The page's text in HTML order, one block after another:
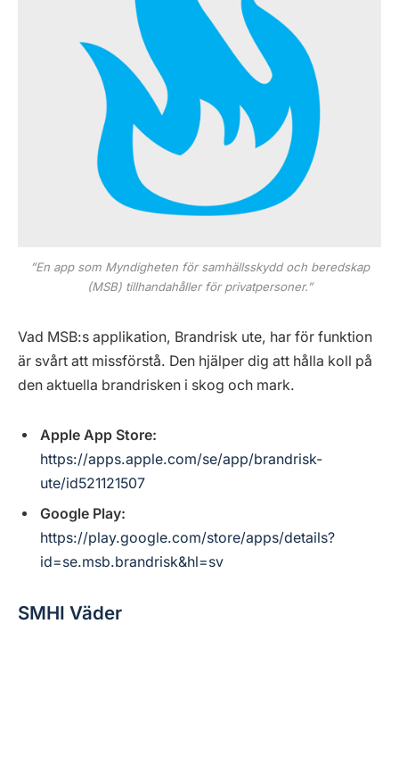
”En app som Myndigheten för samhällsskydd och beredskap
(MSB) tillhandahåller för privatpersoner.”
Vad MSB:s applikation, Brandrisk ute, har för funktion
är svårt att missförstå. Den hjälper dig att hålla koll på
den aktuella brandrisken i skog och mark.
Apple App Store:
https://apps.apple.com/se/app/brandrisk-
ute/id521121507
Google Play:
https://play.google.com/store/apps/details?
id=se.msb.brandrisk&hl=sv
SMHI Väder